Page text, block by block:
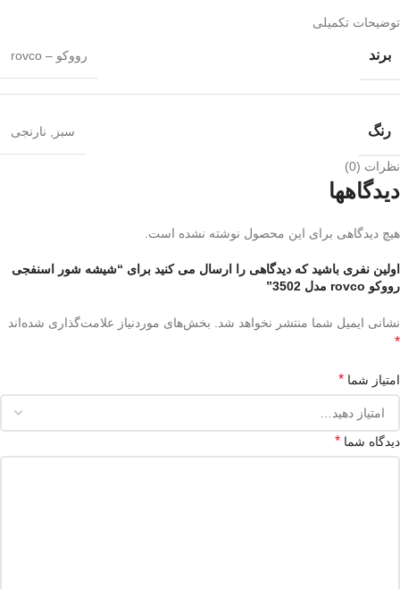
توضیحات تکمیلی
برند رووکو – rovco
رنگ سبز نارنجی
نظرات (0)
دیدگاهها
هیچ دیدگاهی برای این محصول نوشته نشده است.
اولین نفری باشید که دیدگاهی را ارسال می کنید برای “شیشه شور اسنفجی
رووکو rovco مدل 3502”
نشانی ایمیل شما منتشر نخواهد شد. بخش‌های موردنیاز علامت‌گذاری شده‌اند
*
امتیاز شما *
دیدگاه شما *